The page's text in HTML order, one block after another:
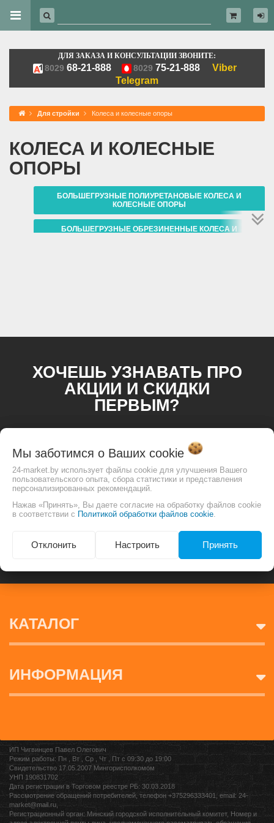
ДЛЯ ЗАКАЗА И КОНСУЛЬТАЦИИ ЗВОНИТЕ:
8029 68-21-888 8029 75-21-888
Viber
Telegram
Для стройки Колеса и колесные опоры
КОЛЕСА И КОЛЕСНЫЕ
ОПОРЫ
БОЛЬШЕГРУЗНЫЕ ПОЛИУРЕТАНОВЫЕ КОЛЕСА И
КОЛЕСНЫЕ ОПОРЫ
БОЛЬШЕГРУЗНЫЕ ОБРЕЗИНЕННЫЕ КОЛЕСА И
ХОЧЕШЬ УЗНАВАТЬ ПРО
АКЦИИ И СКИДКИ
ПЕРВЫМ?
КАТАЛОГ
ИНФОРМАЦИЯ
ИП Чигвинцев Павел Олегович
Режим работы: Пн , Вт , Ср , Чт , Пт c 09:30 до 19:00
Свидетельство 17.05.2007 Мингорисполкомом
УНП 190831702
Дата регистрации в Торговом реестре РБ: 30.03.2018
Рассмотрение обращений потребителей, телефон +375296333401, email: 24-
market@mail.ru,
Регистрационный орган: Минский городской исполнительный комитет, Номер и
Мы заботимся о Ваших cookie
24-market.by использует файлы cookie для улучшения Вашего
пользовательского опыта, сбора статистики и представления
персонализированных рекомендаций.
Нажав «Принять», Вы даете согласие на обработку файлов cookie
в соответствии с Политикой обработки файлов cookie
Отклонить Настроить Принять